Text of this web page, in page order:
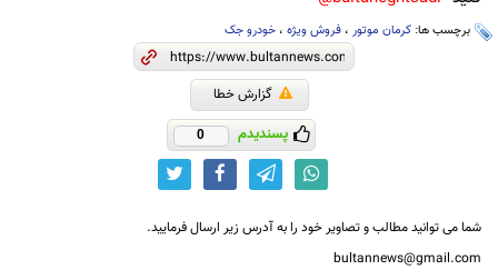
برچسب ها: کرمان موتور ، فروش ویژه ، خودرو جک
گزارش خطا
پسندیدم 0
شما می توانید مطالب و تصاویر خود را به آدرس زیر ارسال فرمایید.
bultannews@gmail.com